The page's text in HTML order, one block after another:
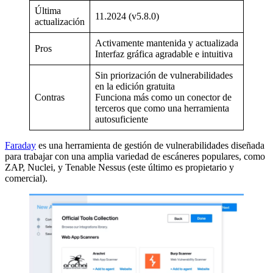
Última
actualización
11.2024 (v5.8.0)
Pros
Activamente mantenida y actualizada
Interfaz gráfica agradable e intuitiva
Contras
Sin priorización de vulnerabilidades
en la edición gratuita
Funciona más como un conector de
terceros que como una herramienta
autosuficiente
Faraday es una herramienta de gestión de vulnerabilidades diseñada
para trabajar con una amplia variedad de escáneres populares, como
ZAP, Nuclei, y Tenable Nessus (este último es propietario y
comercial).